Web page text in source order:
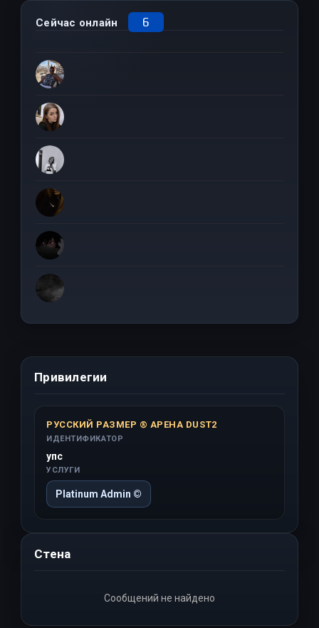
Сейчас онлайн 6
Привилегии
РУССКИЙ РАЗМЕР ® АРЕНА DUST2
ИДЕНТИФИКАТОР
упс
УСЛУГИ
Platinum Admin ©
Стена
Сообщений не найдено